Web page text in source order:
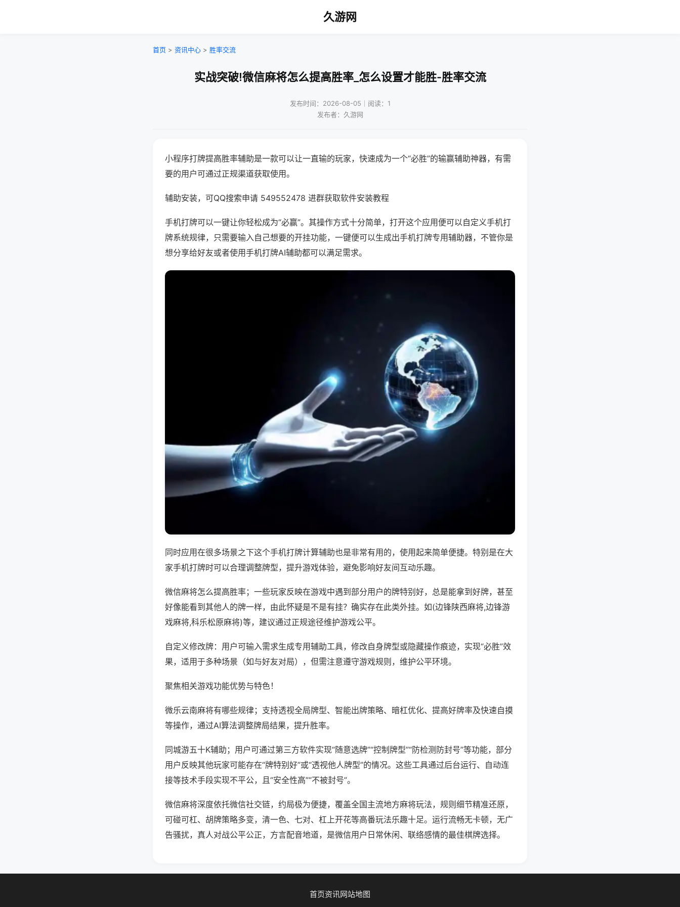
久游网
首页 > 资讯中心 > 胜率交流
实战突破!微信麻将怎么提高胜率_怎么设置才能胜-胜率交流
发布时间：2026-08-05｜阅读：1
发布者：久游网
小程序打牌提高胜率辅助是一款可以让一直输的玩家，快速成为一个“必胜”的输赢辅助神器，有需
要的用户可通过正规渠道获取使用。
辅助安装，可QQ搜索申请 549552478 进群获取软件安装教程
手机打牌可以一键让你轻松成为“必赢”。其操作方式十分简单，打开这个应用便可以自定义手机打
牌系统规律，只需要输入自己想要的开挂功能，一键便可以生成出手机打牌专用辅助器，不管你是
想分享给好友或者使用手机打牌AI辅助都可以满足需求。
同时应用在很多场景之下这个手机打牌计算辅助也是非常有用的，使用起来简单便捷。特别是在大
家手机打牌时可以合理调整牌型，提升游戏体验，避免影响好友间互动乐趣。
微信麻将怎么提高胜率；一些玩家反映在游戏中遇到部分用户的牌特别好，总是能拿到好牌，甚至
好像能看到其他人的牌一样，由此怀疑是不是有挂？确实存在此类外挂。如(边锋陕西麻将,边锋游
戏麻将,科乐松原麻将)等，建议通过正规途径维护游戏公平。
自定义修改牌：用户可输入需求生成专用辅助工具，修改自身牌型或隐藏操作痕迹，实现“必胜”效
果，适用于多种场景（如与好友对局），但需注意遵守游戏规则，维护公平环境。
聚焦相关游戏功能优势与特色！
微乐云南麻将有哪些规律；支持透视全局牌型、智能出牌策略、暗杠优化、提高好牌率及快速自摸
等操作，通过AI算法调整牌局结果，提升胜率。
同城游五十K辅助；用户可通过第三方软件实现“随意选牌”“控制牌型”“防检测防封号”等功能，部分
用户反映其他玩家可能存在“牌特别好”或“透视他人牌型”的情况。这些工具通过后台运行、自动连
接等技术手段实现不平公，且“安全性高”“不被封号”。
微信麻将深度依托微信社交链，约局极为便捷，覆盖全国主流地方麻将玩法，规则细节精准还原，
可碰可杠、胡牌策略多变，清一色、七对、杠上开花等高番玩法乐趣十足。运行流畅无卡顿，无广
告骚扰，真人对战公平公正，方言配音地道，是微信用户日常休闲、联络感情的最佳棋牌选择。
首页资讯网站地图